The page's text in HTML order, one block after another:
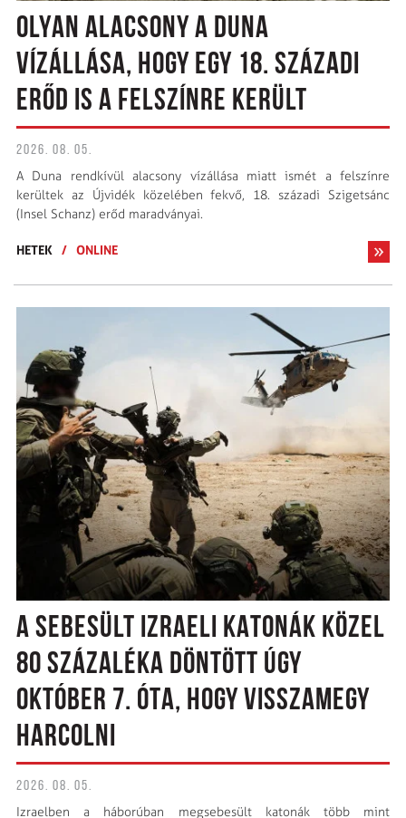
OLYAN ALACSONY A DUNA
VÍZÁLLÁSA, HOGY EGY 18. SZÁZADI
ERŐD IS A FELSZÍNRE KERÜLT
2026. 08. 05.
A Duna rendkívül alacsony vízállása miatt ismét a felszínre
kerültek az Újvidék közelében fekvő, 18. századi Szigetsánc
(Insel Schanz) erőd maradványai.
HETEK / ONLINE
A SEBESÜLT IZRAELI KATONÁK KÖZEL
80 SZÁZALÉKA DÖNTÖTT ÚGY
OKTÓBER 7. ÓTA, HOGY VISSZAMEGY
HARCOLNI
2026. 08. 05.
Izraelben a háborúban megsebesült katonák több mint